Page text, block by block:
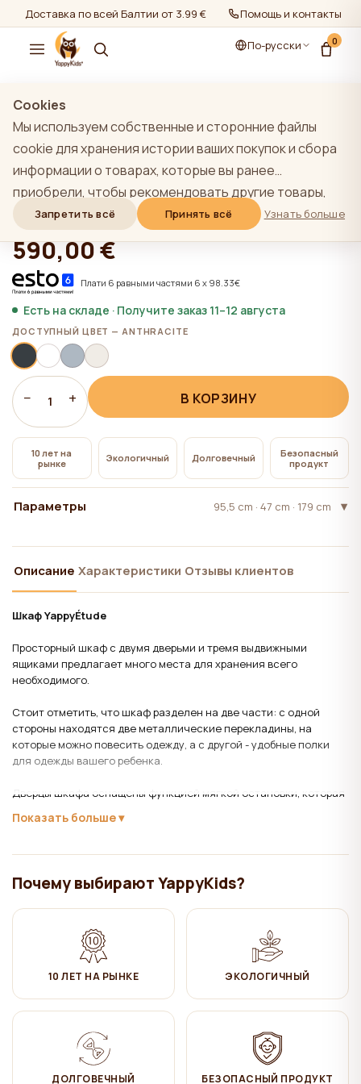
Доставка по всей Балтии от 3.99 € Помощь и контакты
По-русски 0
показать все
YappyÉtude шкаф, ANTHRACITE
★★★★★
★★★★★4,9 (22)
590,00 €
Плати 6 равными частями 6 x 98.33€
Есть на складе · Получите заказ 11–12 августа
ДОСТУПНЫЙ ЦВЕТ — ANTHRACITE
− 1 + В КОРЗИНУ
10 лет на
рынке
Экологичный Долговечный
Безопасный
продукт
Параметры 95,5 cm · 47 cm · 179 cm
Описание Характеристики Отзывы клиентов
Шкаф YappyÉtude
Просторный шкаф с двумя дверьми и тремя выдвижными
ящиками предлагает много места для хранения всего
необходимого.
Стоит отметить, что шкаф разделен на две части: с одной
стороны находятся две металлические перекладины, на
которые можно повесить одежду, а с другой - удобные полки
для одежды вашего ребенка.
Дверцы шкафа оснащены функцией мягкой остановки, которая
Уход:
✔ Протирать влажной хлопчатобумажной тканью. Затем
вытереть насухо.
Каждый знает, что этюд — это музыкальная композиция или ее
элемент, предназначенный для усовершенствования техники
исполнителя и инструмента. Коллекция YappyÉtude собрала в
себе уникальные навыки и умения компании YappyKids в
Показать больше
Почему выбирают YappyKids?
10 ЛЕТ НА РЫНКЕ ЭКОЛОГИЧНЫЙ
ДОЛГОВЕЧНЫЙ БЕЗОПАСНЫЙ ПРОДУКТ
Cookies
Мы используем собственные и сторонние файлы
cookie для хранения истории ваших покупок и сбора
информации о товарах, которые вы ранее
приобрели, чтобы рекомендовать другие товары,
которые, по нашему мнению, могут вас
заинтересовать. Чтобы узнать больше о нашей
политике использования файлов cookie, нажмите на
кнопку "Узнать больше". Вы можете согласиться со
или отклонить их, нажав кнопку "Запретить все". Если
пользователь сайта нажимает кнопку "Отказать
всем", на сайте сохраняются технические файлы
cookie, необходимые для работы сайта,
использование которых не требует согласия
пользователя.
Запретить всё Принять всё Узнать больше